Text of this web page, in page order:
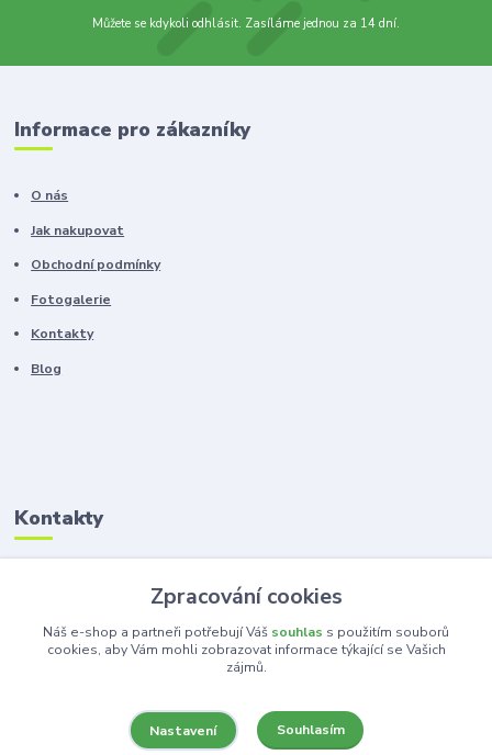
Můžete se kdykoli odhlásit. Zasíláme jednou za 14 dní.
Informace pro zákazníky
O nás
Jak nakupovat
Obchodní podmínky
Fotogalerie
Kontakty
Blog
Kontakty
Zákaznická podpora
+420 603 100 966
(Po-Pá, 8-16 hod.)
Zpracování cookies
Náš e-shop a partneři potřebují Váš souhlas s použitím souborů
cookies, aby Vám mohli zobrazovat informace týkající se Vašich
zájmů.
Nastavení Souhlasím